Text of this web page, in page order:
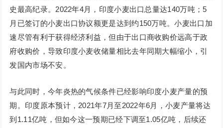
史最高纪录。2022年4月，印度小麦出口总量达140万吨；5
月已签订的小麦出口协议额更是达到约150万吨。小麦出口加
速尽管有利于获得经济利益，但由于出口商收购价远高于政
府收购价，导致印度小麦收储量相比去年同期大幅缩小，引
发国内市场不安。
与此同时，今年炎热的气候条件已经影响印度小麦产量的预
期。印度原本预计，2021年7月至2022年6月，小麦产量将达
到1.11亿吨，但如今这一预期已经下调至1.05亿吨，后续还